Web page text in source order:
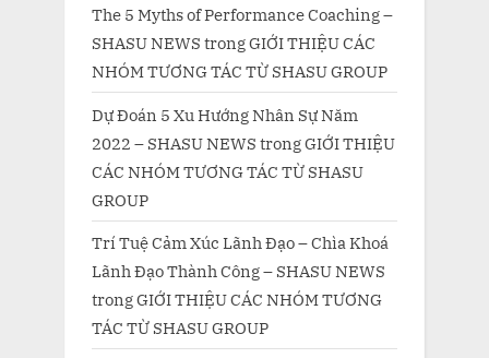
The 5 Myths of Performance Coaching –
SHASU NEWS trongGIỚI THIỆU CÁC
NHÓM TƯƠNG TÁC TỪ SHASU GROUP
Dự Đoán 5 Xu Hướng Nhân Sự Năm
2022 – SHASU NEWS trongGIỚI THIỆU
CÁC NHÓM TƯƠNG TÁC TỪ SHASU
GROUP
Trí Tuệ Cảm Xúc Lãnh Đạo – Chìa Khoá
Lãnh Đạo Thành Công – SHASU NEWS
trongGIỚI THIỆU CÁC NHÓM TƯƠNG
TÁC TỪ SHASU GROUP